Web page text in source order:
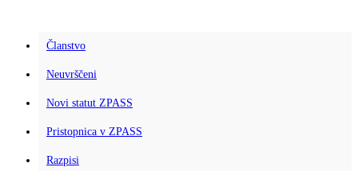
Članstvo
Neuvrščeni
Novi statut ZPASS
Pristopnica v ZPASS
Razpisi